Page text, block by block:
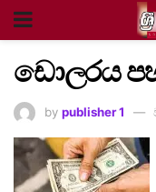
ඩොලරය
by publisher 1